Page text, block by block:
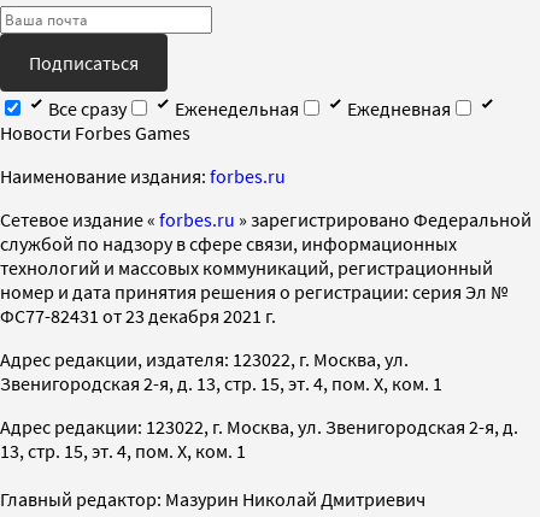
Подписаться
Все сразу
Еженедельная
Ежедневная
Новости Forbes Games
Наименование издания: forbes.ru
Cетевое издание « forbes.ru » зарегистрировано Федеральной
службой по надзору в сфере связи, информационных
технологий и массовых коммуникаций, регистрационный
номер и дата принятия решения о регистрации: серия Эл №
ФС77-82431 от 23 декабря 2021 г.
Адрес редакции, издателя: 123022, г. Москва, ул.
Звенигородская 2-я, д. 13, стр. 15, эт. 4, пом. X, ком. 1
Адрес редакции: 123022, г. Москва, ул. Звенигородская 2-я, д.
13, стр. 15, эт. 4, пом. X, ком. 1
Главный редактор: Мазурин Николай Дмитриевич